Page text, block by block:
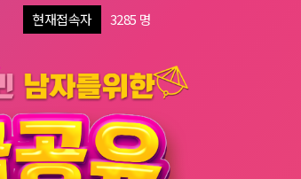
현재접속자 3285 명